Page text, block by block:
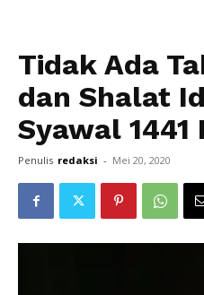
Tidak Ada
dan Shalat
Syawal 1441
Penulis redaksi - Mei 20, 2020